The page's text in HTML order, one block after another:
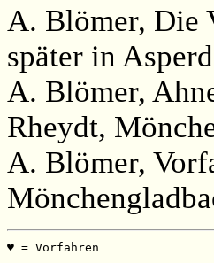
A. Blömer, Die
später in
A. Blömer,
Rheydt,
A. Blömer,
♥ = Vorfahren